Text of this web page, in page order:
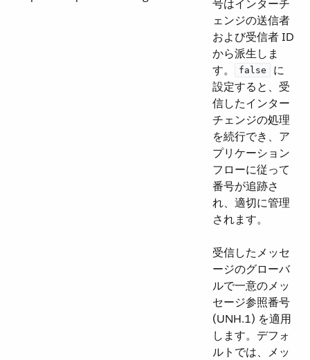
号はインターチ
ェンジの送信者
および受信者 ID
から派生しま
す。​
false
​ に
設定すると、受
信したインター
チェンジの処理
を続行でき、ア
プリケーション
フローに従って
番号が追跡さ
れ、適切に管理
されます。
受信したメッセ
ージのグローバ
ルで一意のメッ
セージ参照番号
(UNH.1) を適用
します。デフォ
ルトでは、メッ